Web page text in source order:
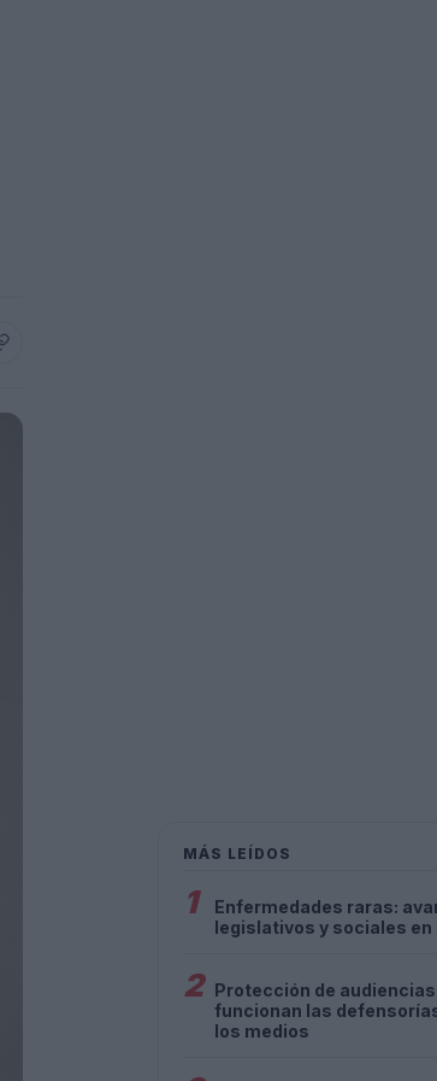
MÁS LEÍDOS
1
Enfermedades raras:
legislativos y sociales en
2 Protección de
funcionan las
los medios